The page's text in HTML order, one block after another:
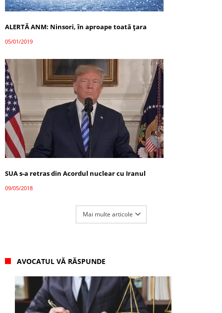
ALERTĂ ANM: Ninsori, în aproape toată ţara
05/01/2019
SUA s-a retras din Acordul nuclear cu Iranul
09/05/2018
Mai multe articole
AVOCATUL VĂ RĂSPUNDE